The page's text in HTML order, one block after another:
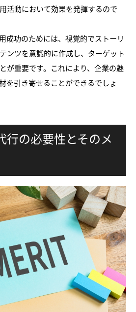
活動において効果を発揮するので
成功のためには、視覚的でストーリ
ンツを意識的に作成し、ターゲット
が重要です。これにより、企業の魅
を引き寄せることができるでしょ
行の必要性とそのメ